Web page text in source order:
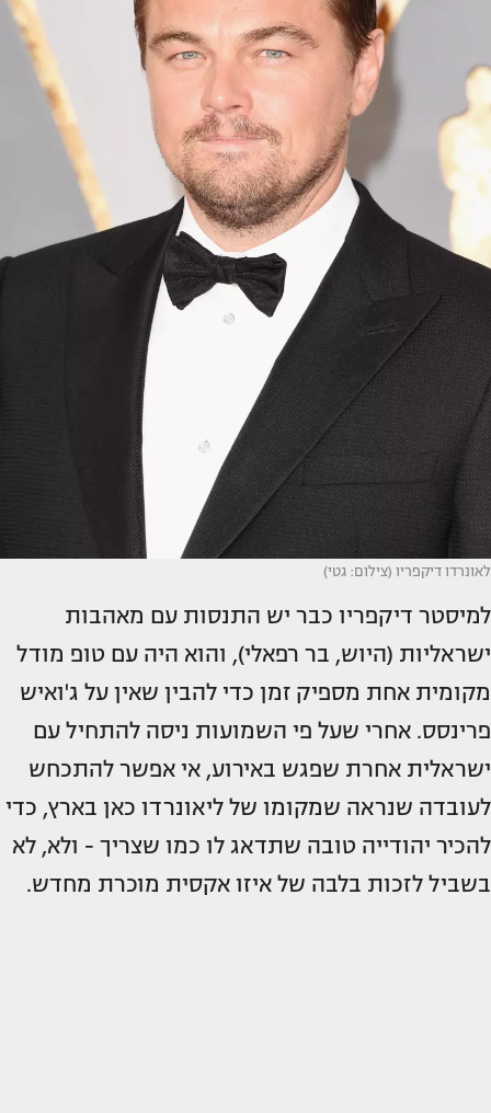
לאונרדו דיקפריו (צילום: גטי)
למיסטר דיקפריו כבר יש התנסות עם מאהבות
ישראליות (היוש, בר רפאלי), והוא היה עם טופ מודל
מקומית אחת מספיק זמן כדי להבין שאין על ג'ואיש
פרינסס. אחרי שעל פי השמועות ניסה להתחיל עם
ישראלית אחרת שפגש באירוע, אי אפשר להתכחש
לעובדה שנראה שמקומו של ליאונרדו כאן בארץ, כדי
להכיר יהודייה טובה שתדאג לו כמו שצריך - ולא, לא
בשביל לזכות בלבה של איזו אקסית מוכרת מחדש.